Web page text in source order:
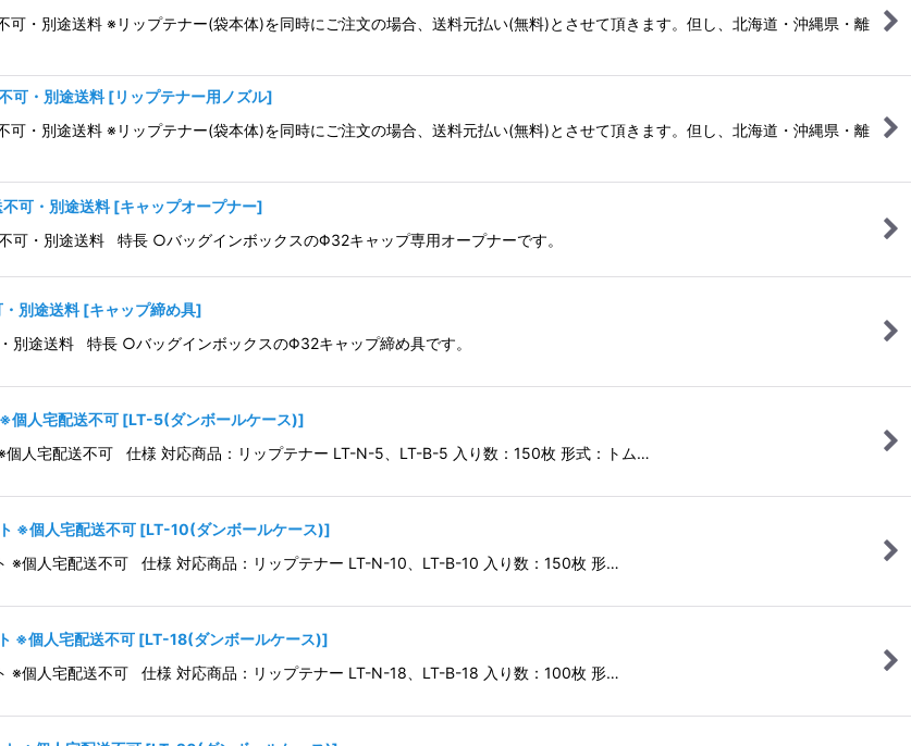
・別途送料 ※リップテナー(袋本体)を同時にご注文の場合、送料元払い(無料)とさせて頂きます。但し、北海道・沖縄県・離
可・別途送料 [リップテナー用ノズル]
・別途送料 ※リップテナー(袋本体)を同時にご注文の場合、送料元払い(無料)とさせて頂きます。但し、北海道・沖縄県・離
可・別途送料 [キャップオープナー]
可・別途送料 特長 ○バッグインボックスのΦ32キャップ専用オープナーです。
別途送料 [キャップ締め具]
別途送料 特長 ○バッグインボックスのΦ32キャップ締め具です。
個人宅配送不可 [LT-5(ダンボールケース)]
人宅配送不可 仕様 対応商品：リップテナー LT-N-5、LT-B-5 入り数：150枚 形式：トム…
※個人宅配送不可 [LT-10(ダンボールケース)]
※個人宅配送不可 仕様 対応商品：リップテナー LT-N-10、LT-B-10 入り数：150枚 形…
※個人宅配送不可 [LT-18(ダンボールケース)]
※個人宅配送不可 仕様 対応商品：リップテナー LT-N-18、LT-B-18 入り数：100枚 形…